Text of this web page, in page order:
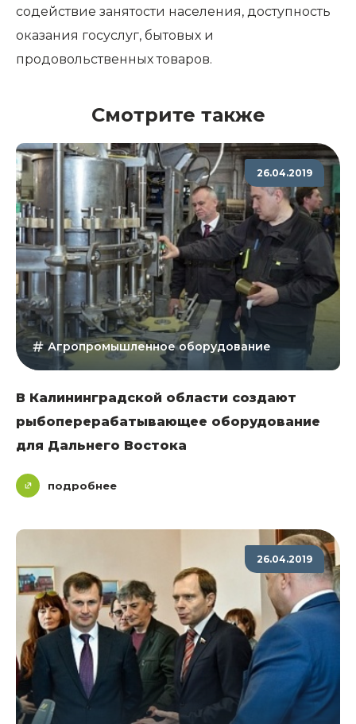
содействие занятости населения, доступность
оказания госуслуг, бытовых и
продовольственных товаров.
Смотрите также
26.04.2019
Агропромышленное оборудование
В Калининградской области создают
рыбоперерабатывающее оборудование
для Дальнего Востока
подробнее
26.04.2019